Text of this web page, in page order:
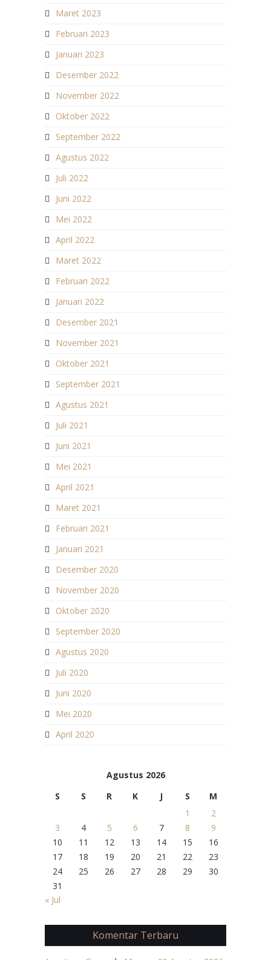
Maret 2023
Februari 2023
Januari 2023
Desember 2022
November 2022
Oktober 2022
September 2022
Agustus 2022
Juli 2022
Juni 2022
Mei 2022
April 2022
Maret 2022
Februari 2022
Januari 2022
Desember 2021
November 2021
Oktober 2021
September 2021
Agustus 2021
Juli 2021
Juni 2021
Mei 2021
April 2021
Maret 2021
Februari 2021
Januari 2021
Desember 2020
November 2020
Oktober 2020
September 2020
Agustus 2020
Juli 2020
Juni 2020
Mei 2020
April 2020
Agustus 2026
S
S R K J S
M
1
2
3
4 5 6 7 8
9
10
11 12 13 14 15
16
17
18 19 20 21 22
23
24
25 26 27 28 29
30
31
« Jul
Komentar Terbaru